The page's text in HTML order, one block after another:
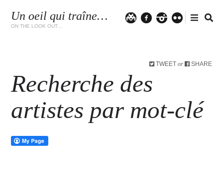
Un oeil qui traîne…
ON THE LOOK OUT…
TWEET or SHARE
Recherche des
artistes par mot-clé